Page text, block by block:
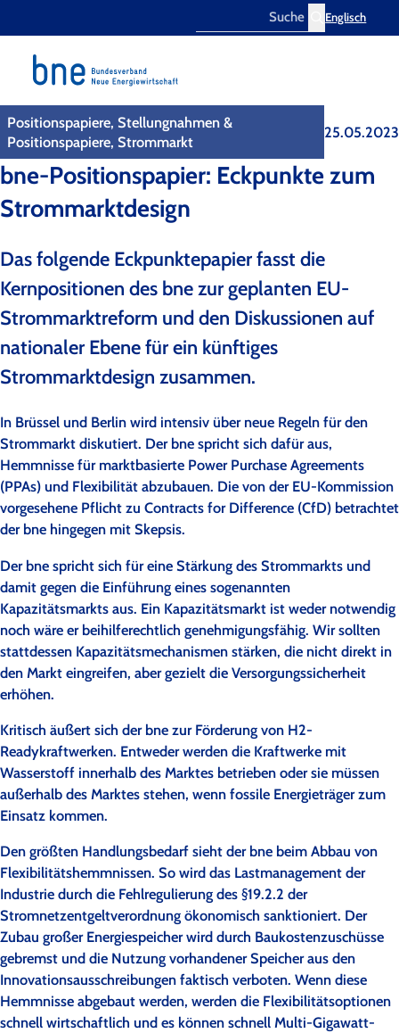
Englisch
Positionspapiere, Stellungnahmen &
Positionspapiere, Strommarkt
25.05.2023
bne-Positionspapier: Eckpunkte zum
Strommarktdesign
Das folgende Eckpunktepapier fasst die
Kernpositionen des bne zur geplanten EU-
Strommarktreform und den Diskussionen auf
nationaler Ebene für ein künftiges
Strommarktdesign zusammen.
In Brüssel und Berlin wird intensiv über neue Regeln für den
Strommarkt diskutiert. Der bne spricht sich dafür aus,
Hemmnisse für marktbasierte Power Purchase Agreements
(PPAs) und Flexibilität abzubauen. Die von der EU-Kommission
vorgesehene Pflicht zu Contracts for Difference (CfD) betrachtet
der bne hingegen mit Skepsis.
Der bne spricht sich für eine Stärkung des Strommarkts und
damit gegen die Einführung eines sogenannten
Kapazitätsmarkts aus. Ein Kapazitätsmarkt ist weder notwendig
noch wäre er beihilferechtlich genehmigungsfähig. Wir sollten
stattdessen Kapazitätsmechanismen stärken, die nicht direkt in
den Markt eingreifen, aber gezielt die Versorgungssicherheit
erhöhen.
Kritisch äußert sich der bne zur Förderung von H2-
Readykraftwerken. Entweder werden die Kraftwerke mit
Wasserstoff innerhalb des Marktes betrieben oder sie müssen
außerhalb des Marktes stehen, wenn fossile Energieträger zum
Einsatz kommen.
Den größten Handlungsbedarf sieht der bne beim Abbau von
Flexibilitätshemmnissen. So wird das Lastmanagement der
Industrie durch die Fehlregulierung des §19.2.2 der
Stromnetzentgeltverordnung ökonomisch sanktioniert. Der
Zubau großer Energiespeicher wird durch Baukostenzuschüsse
gebremst und die Nutzung vorhandener Speicher aus den
Innovationsausschreibungen faktisch verboten. Wenn diese
Hemmnisse abgebaut werden, werden die Flexibilitätsoptionen
schnell wirtschaftlich und es können schnell Multi-Gigawatt-